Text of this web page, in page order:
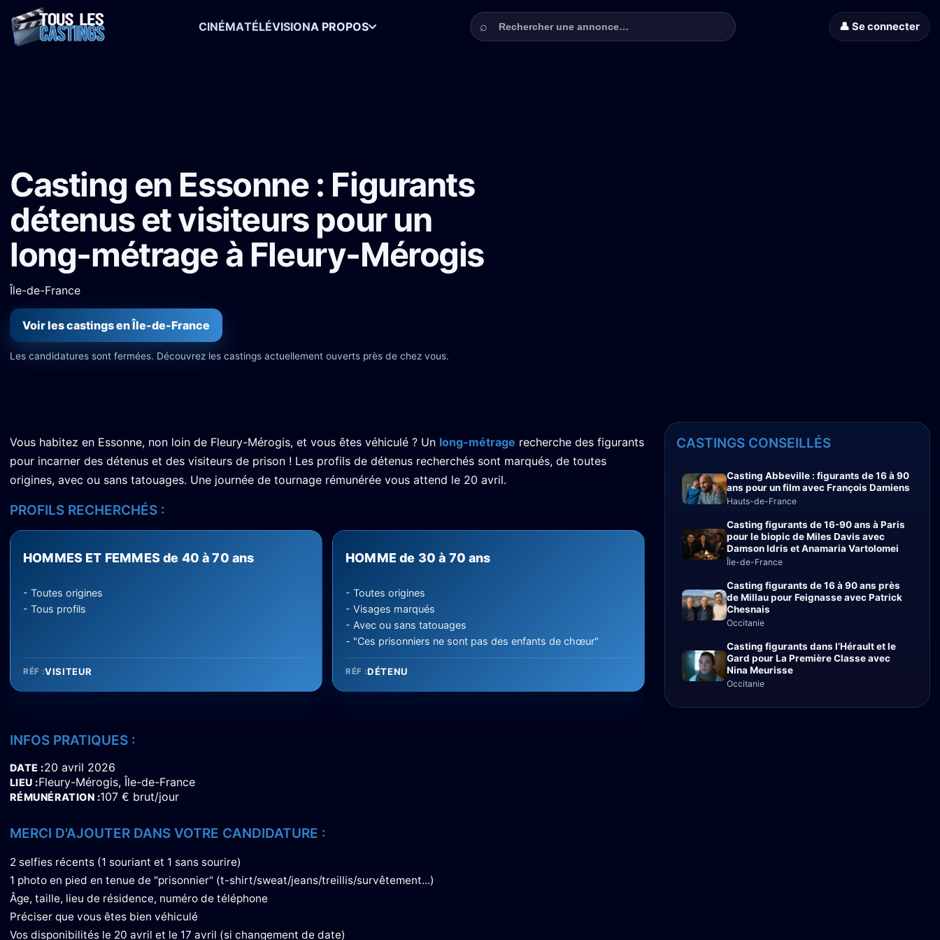
CINÉMATÉLÉVISIONA PROPOS Rechercher une annonce
⌕ 👤 Se connecter
Casting en Essonne : Figurants
détenus et visiteurs pour un
long-métrage à Fleury-Mérogis
Île-de-France
Voir les castings en Île-de-France
Les candidatures sont fermées. Découvrez les castings actuellement ouverts près de chez vous.
Vous habitez en Essonne, non loin de Fleury-Mérogis, et vous êtes véhiculé ? Un long-métrage recherche des figurants
pour incarner des détenus et des visiteurs de prison ! Les profils de détenus recherchés sont marqués, de toutes
origines, avec ou sans tatouages. Une journée de tournage rémunérée vous attend le 20 avril.
PROFILS RECHERCHÉS :
HOMMES ET FEMMES de 40 à 70 ans
- Toutes origines
- Tous profils
RÉF :VISITEUR
HOMME de 30 à 70 ans
- Toutes origines
- Visages marqués
- Avec ou sans tatouages
- "Ces prisonniers ne sont pas des enfants de chœur"
RÉF :DÉTENU
INFOS PRATIQUES :
DATE 20 avril 2026
LIEU Fleury-Mérogis, Île-de-France
RÉMUNÉRATION 107 € brut/jour
MERCI D'AJOUTER DANS VOTRE CANDIDATURE :
2 selfies récents (1 souriant et 1 sans sourire)
1 photo en pied en tenue de "prisonnier" (t-shirt/sweat/jeans/treillis/survêtement...)
Âge, taille, lieu de résidence, numéro de téléphone
Préciser que vous êtes bien véhiculé
Vos disponibilités le 20 avril et le 17 avril (si changement de date)
CASTINGS CONSEILLÉS
Casting Abbeville : figurants de 16 à 90
ans pour un film avec François Damiens
Hauts-de-France
Casting figurants de 16-90 ans à Paris
pour le biopic de Miles Davis avec
Damson Idris et Anamaria Vartolomei
Île-de-France
Casting figurants de 16 à 90 ans près
de Millau pour Feignasse avec Patrick
Chesnais
Occitanie
Casting figurants dans l’Hérault et le
Gard pour La Première Classe avec
Nina Meurisse
Occitanie